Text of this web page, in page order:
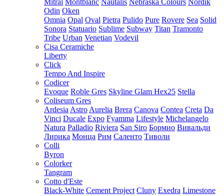
Mitral Montblanc Nautalis Nebraska Colours Nordik
Odin Oken
Omnia Opal Oval Pietra Pulido Pure Rovere Sea Solid
Sonora Statuario Sublime Subway Titan Tramonto
Tribe Urban Venetian Vodevil
Cisa Ceramiche
Liberty
Click
Tempo And Inspire
Codicer
Evoque Roble Gres Skyline Glam Hex25 Stella
Coliseum Gres
Ardesia Astro Aurelia Brera Canova Contea Creta Da
Vinci Ducale Expo Fyamma Lifestyle Michelangelo
Natura Palladio Riviera San Siro Бормио Вивальди
Лирика Монца Рим Саленто Тиволи
Colli
Byron
Colorker
Tangram
Cotto d'Este
Black-White Cement Project Cluny Exedra Limestone